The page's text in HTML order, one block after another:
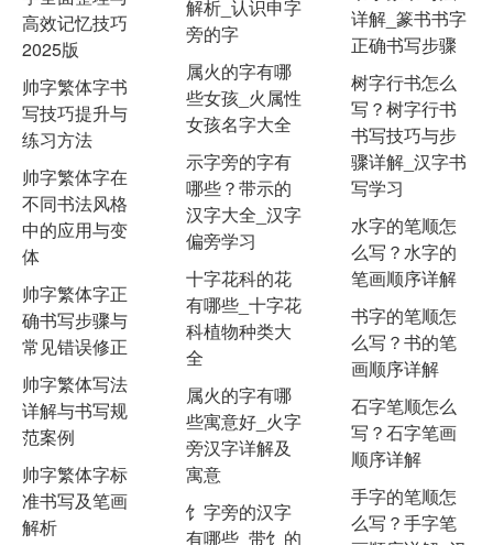
高效记忆技巧
2025版
帅字繁体字书
写技巧提升与
练习方法
帅字繁体字在
不同书法风格
中的应用与变
体
帅字繁体字正
确书写步骤与
常见错误修正
帅字繁体写法
详解与书写规
范案例
帅字繁体字标
准书写及笔画
解析
解析_认识申字
旁的字
属火的字有哪
些女孩_火属性
女孩名字大全
示字旁的字有
哪些？带示的
汉字大全_汉字
偏旁学习
十字花科的花
有哪些_十字花
科植物种类大
全
属火的字有哪
些寓意好_火字
旁汉字详解及
寓意
饣字旁的汉字
有哪些_带饣的
详解_篆书书字
正确书写步骤
树字行书怎么
写？树字行书
书写技巧与步
骤详解_汉字书
写学习
水字的笔顺怎
么写？水字的
笔画顺序详解
书字的笔顺怎
么写？书的笔
画顺序详解
石字笔顺怎么
写？石字笔画
顺序详解
手字的笔顺怎
么写？手字笔